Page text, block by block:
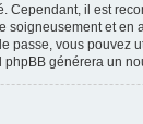
il est
soigneusement et
vous
générera un